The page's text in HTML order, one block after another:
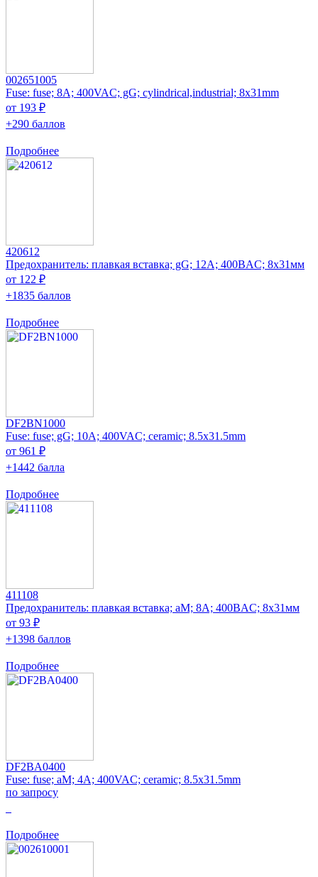
002651005
Fuse: fuse; 8A; 400VAC; gG; cylindrical,industrial; 8x31mm
от 193 ₽
+290 баллов
Подробнее
420612
Предохранитель: плавкая вставка; gG; 12А; 400ВAC; 8x31мм
от 122 ₽
+1835 баллов
Подробнее
DF2BN1000
Fuse: fuse; gG; 10A; 400VAC; ceramic; 8.5x31.5mm
от 961 ₽
+1442 балла
Подробнее
411108
Предохранитель: плавкая вставка; aM; 8А; 400ВAC; 8x31мм
от 93 ₽
+1398 баллов
Подробнее
DF2BA0400
Fuse: fuse; aM; 4A; 400VAC; ceramic; 8.5x31.5mm
по запросу
Подробнее